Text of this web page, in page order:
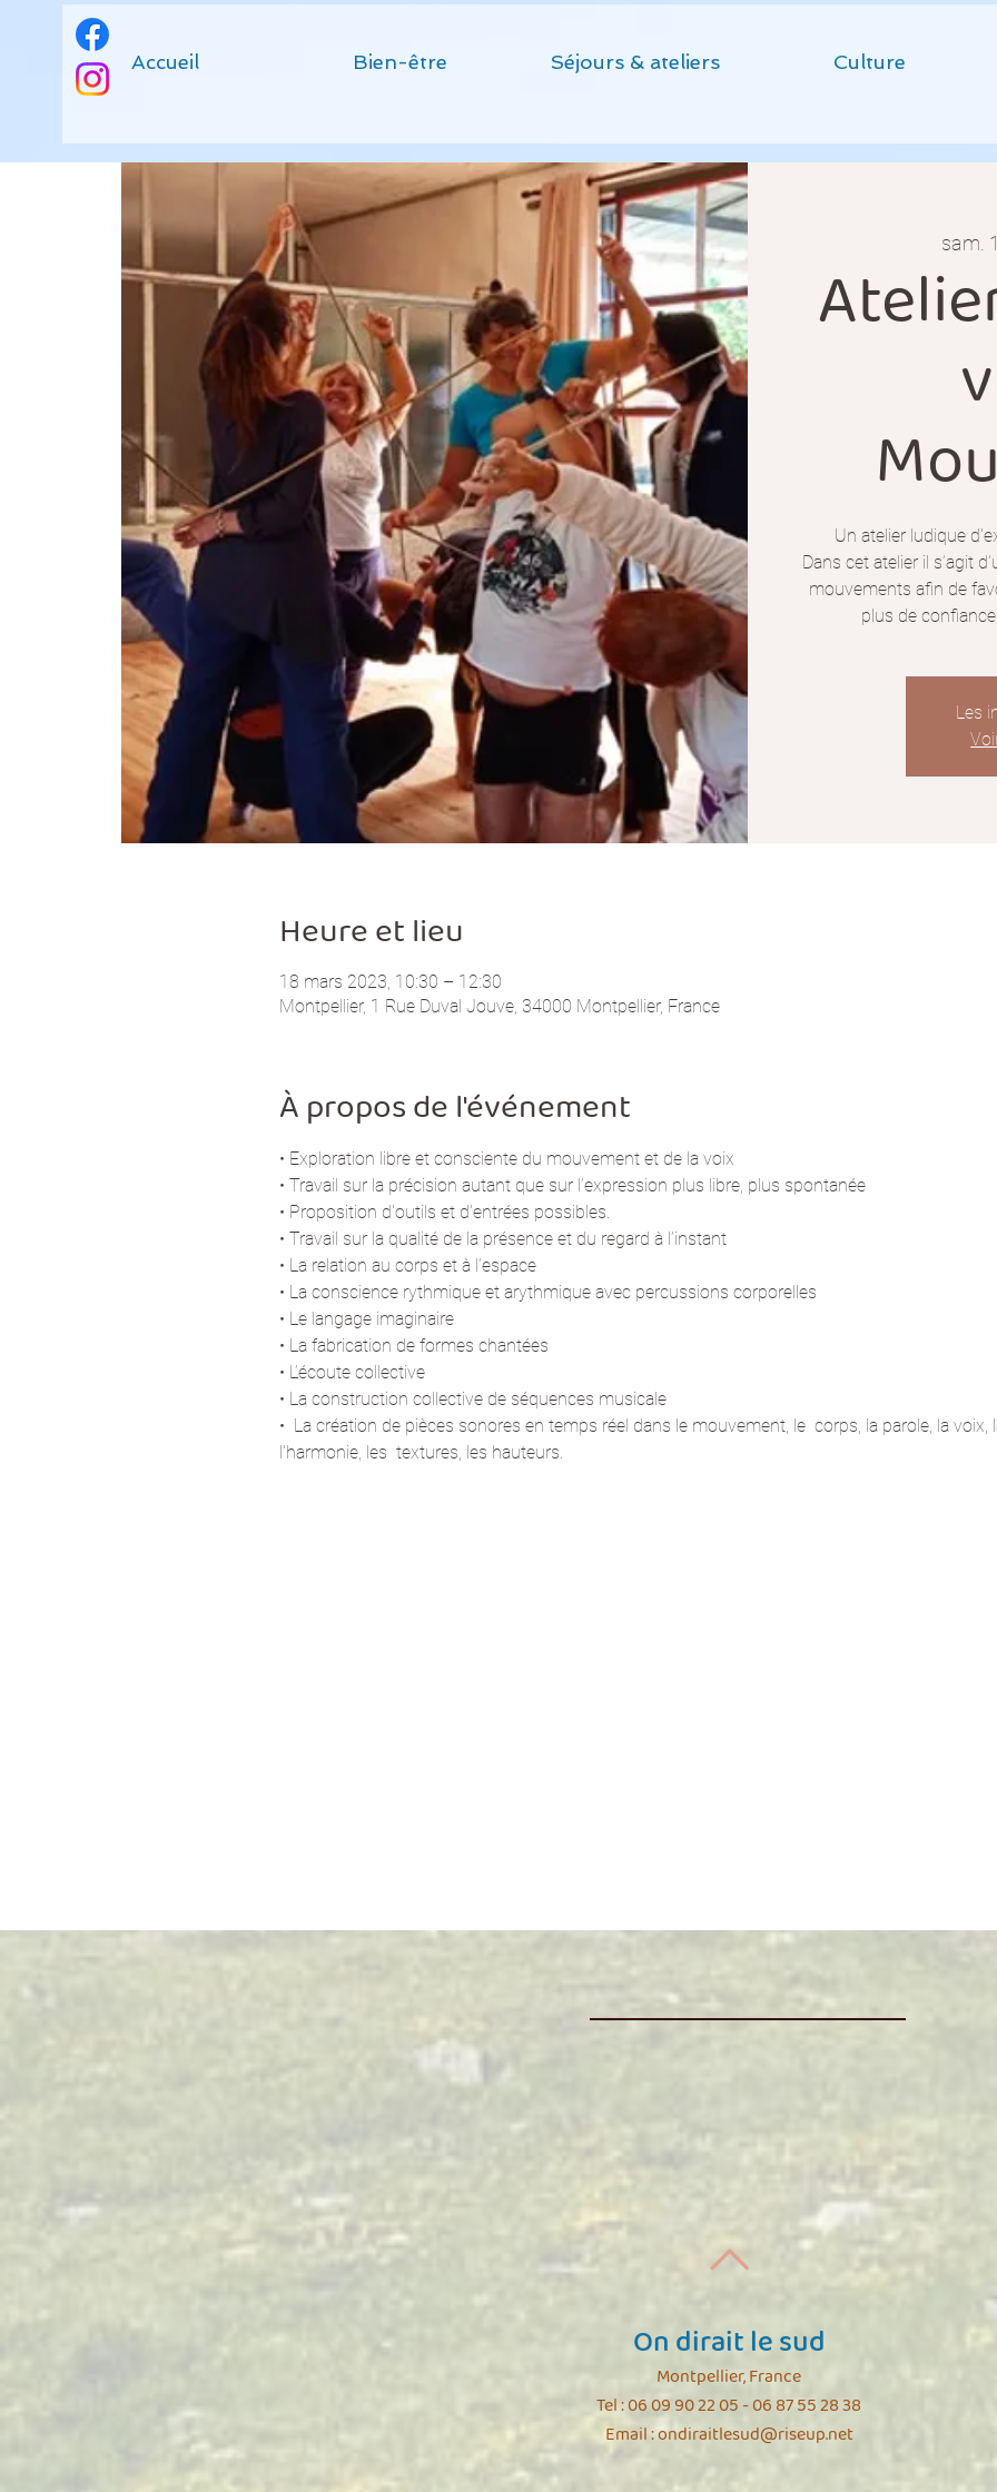
Accueil Bien-être Séjours & ateliers Culture
sam.
Un atelier ludique
Dans cet atelier il s’agit
mouvements afin de
plus de
Les
Heure et lieu
18 mars 2023, 10:30 – 12:30
Montpellier, 1 Rue Duval Jouve, 34000 Montpellier, France
À propos de l'événement
• Exploration libre et consciente du mouvement et de la voix
• Travail sur la précision autant que sur l’expression plus libre, plus spontanée
• Proposition d'outils et d'entrées possibles.
• Travail sur la qualité de la présence et du regard à l’instant
• La relation au corps et à l’espace
• La conscience rythmique et arythmique avec percussions corporelles
• Le langage imaginaire
• La fabrication de formes chantées
• L’écoute collective
• La construction collective de séquences musicale
•  La création de pièces sonores en temps réel dans le mouvement, le  corps, la parole, la voix,
l'harmonie, les  textures, les hauteurs.
On dirait le sud
Montpellier, France
Tel : 06 09 90 22 05 - 06 87 55 28 38
Email :ondiraitlesud@riseup.net